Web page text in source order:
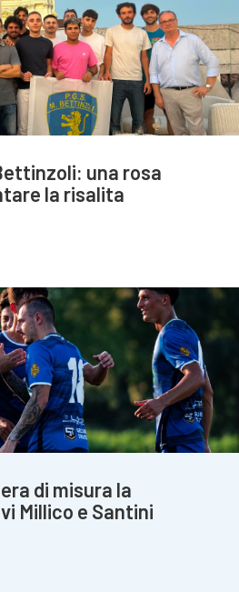
una rosa
la risalita
di misura la
Millico e Santini